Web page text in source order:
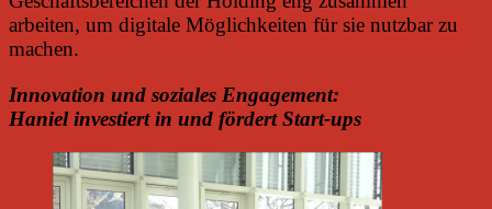
arbeiten, um digitale Möglichkeiten für sie nutzbar zu
machen.
Innovation und soziales Engagement:
Haniel investiert in und fördert Start-ups